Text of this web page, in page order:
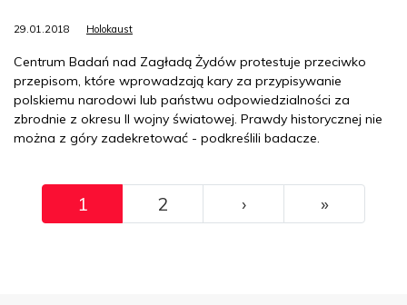
29.01.2018 Holokaust
Centrum Badań nad Zagładą Żydów protestuje przeciwko
przepisom, które wprowadzają kary za przypisywanie
polskiemu narodowi lub państwu odpowiedzialności za
zbrodnie z okresu II wojny światowej. Prawdy historycznej nie
można z góry zadekretować - podkreślili badacze.
Pagination
1 2 ››› »Ostatni